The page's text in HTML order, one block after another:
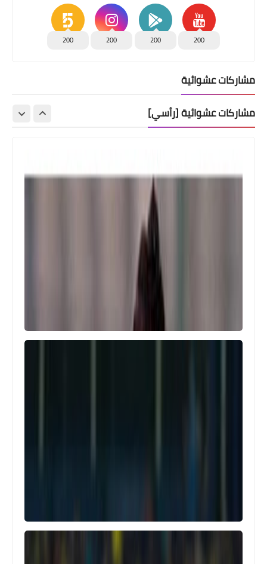
200
200
200
200
مشاركات عشوائية
مشاركات عشوائية [رأسي]